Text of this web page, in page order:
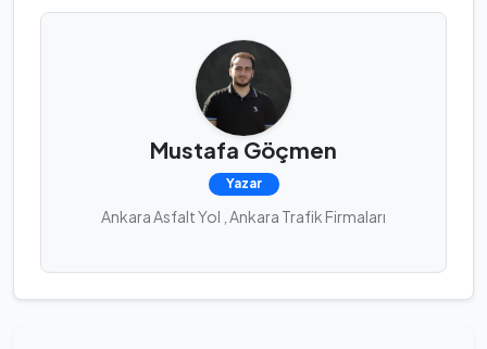
Mustafa Göçmen
Yazar
Ankara Asfalt Yol , Ankara Trafik Firmaları